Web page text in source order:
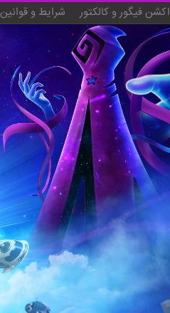
اکشن فیگور و کالکتور شرایط و قوانین